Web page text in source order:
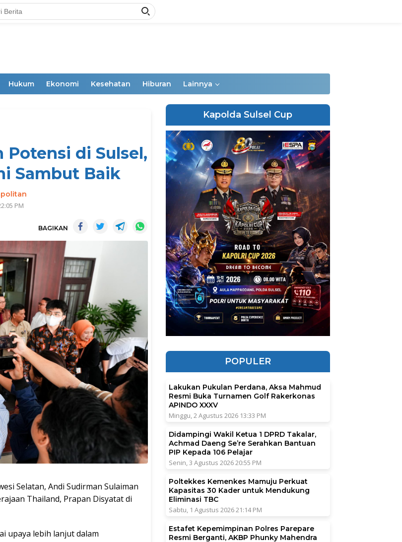
Hukum Ekonomi Kesehatan Hiburan Lainnya
di Sulsel,
Sambut Baik
PM
BAGIKAN
Selatan, Andi Sudirman Sulaiman
Thailand, Prapan Disyatat di
upaya lebih lanjut dalam
Kapolda Sulsel Cup
POPULER
Lakukan Pukulan Perdana, Aksa Mahmud
Resmi Buka Turnamen Golf Rakerkonas
APINDO XXXV
Minggu, 2 Agustus 2026 13:33 PM
Didampingi Wakil Ketua 1 DPRD Takalar,
Achmad Daeng Se’re Serahkan Bantuan
PIP Kepada 106 Pelajar
Senin, 3 Agustus 2026 20:55 PM
Poltekkes Kemenkes Mamuju Perkuat
Kapasitas 30 Kader untuk Mendukung
Eliminasi TBC
Sabtu, 1 Agustus 2026 21:14 PM
Estafet Kepemimpinan Polres Parepare
Resmi Berganti, AKBP Phunky Mahendra